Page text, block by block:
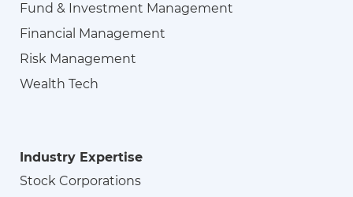
Fund & Investment Management
Financial Management
Risk Management
Wealth Tech
Industry Expertise
Stock Corporations